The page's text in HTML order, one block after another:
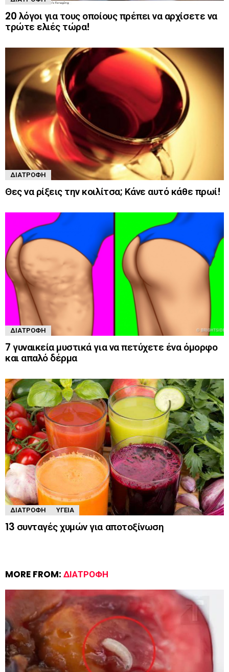
20 λόγοι για τους οποίους πρέπει να αρχίσετε να
τρώτε ελιές τώρα!
ΔΙΑΤΡΟΦΉ
Θες να ρίξεις την κοιλίτσα; Κάνε αυτό κάθε πρωί!
ΔΙΑΤΡΟΦΉ
7 γυναικεία μυστικά για να πετύχετε ένα όμορφο
και απαλό δέρμα
ΔΙΑΤΡΟΦΉ ΥΓΕΊΑ
13 συνταγές χυμών για αποτοξίνωση
MORE FROM: ΔΙΑΤΡΟΦΉ